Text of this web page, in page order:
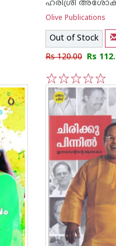
ഹരിശ്രീ
Olive Publications
Out of Stock
Rs 120.00 Rs
5
4
3
2
1